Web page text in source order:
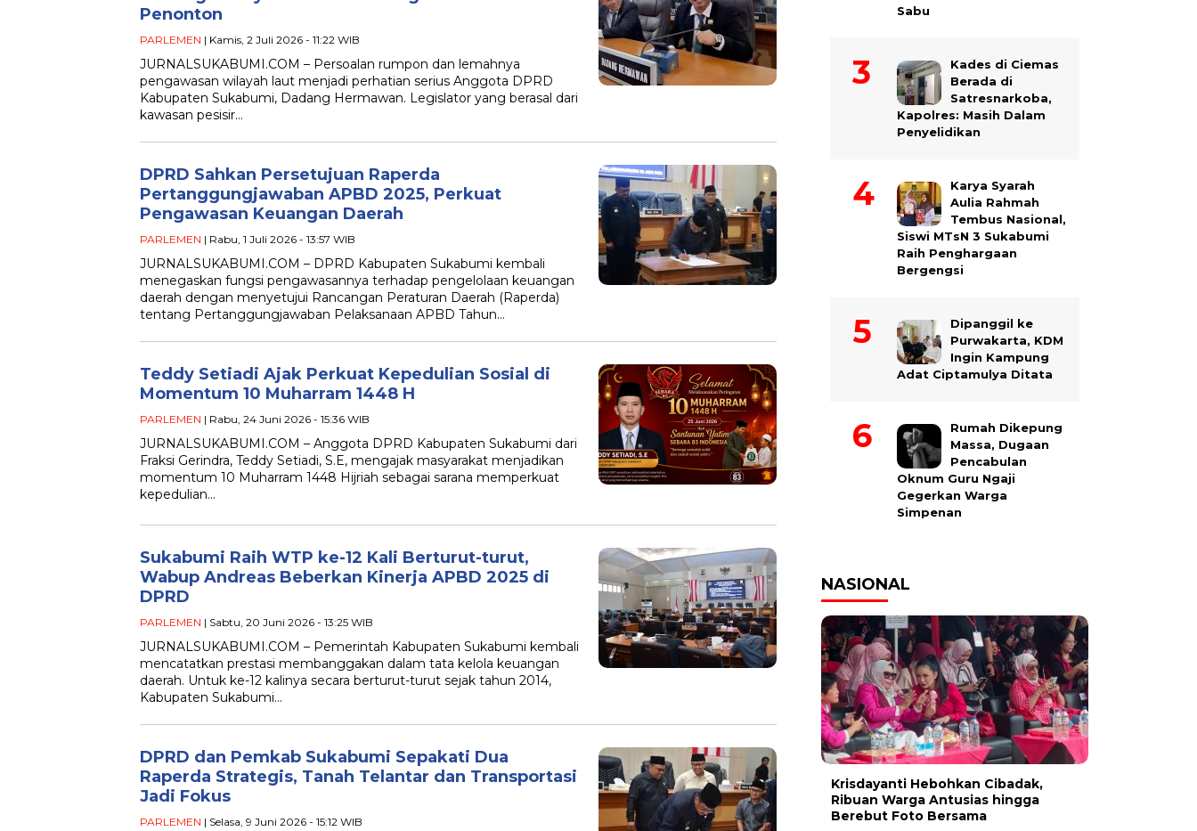
Penonton
PARLEMEN | Kamis, 2 Juli 2026 - 11:22 WIB
JURNALSUKABUMI.COM – Persoalan rumpon dan lemahnya
pengawasan wilayah laut menjadi perhatian serius Anggota DPRD
Kabupaten Sukabumi, Dadang Hermawan. Legislator yang berasal dari
kawasan pesisir…
DPRD Sahkan Persetujuan Raperda
Pertanggungjawaban APBD 2025, Perkuat
Pengawasan Keuangan Daerah
PARLEMEN | Rabu, 1 Juli 2026 - 13:57 WIB
JURNALSUKABUMI.COM – DPRD Kabupaten Sukabumi kembali
menegaskan fungsi pengawasannya terhadap pengelolaan keuangan
daerah dengan menyetujui Rancangan Peraturan Daerah (Raperda)
tentang Pertanggungjawaban Pelaksanaan APBD Tahun…
Teddy Setiadi Ajak Perkuat Kepedulian Sosial di
Momentum 10 Muharram 1448 H
PARLEMEN | Rabu, 24 Juni 2026 - 15:36 WIB
JURNALSUKABUMI.COM – Anggota DPRD Kabupaten Sukabumi dari
Fraksi Gerindra, Teddy Setiadi, S.E, mengajak masyarakat menjadikan
momentum 10 Muharram 1448 Hijriah sebagai sarana memperkuat
kepedulian…
Sukabumi Raih WTP ke-12 Kali Berturut-turut,
Wabup Andreas Beberkan Kinerja APBD 2025 di
DPRD
PARLEMEN | Sabtu, 20 Juni 2026 - 13:25 WIB
JURNALSUKABUMI.COM – Pemerintah Kabupaten Sukabumi kembali
mencatatkan prestasi membanggakan dalam tata kelola keuangan
daerah. Untuk ke-12 kalinya secara berturut-turut sejak tahun 2014,
Kabupaten Sukabumi…
DPRD dan Pemkab Sukabumi Sepakati Dua
Raperda Strategis, Tanah Telantar dan Transportasi
Jadi Fokus
PARLEMEN | Selasa, 9 Juni 2026 - 15:12 WIB
Sabu
Kades di Ciemas
Berada di
Satresnarkoba,
Kapolres: Masih Dalam
Penyelidikan
Karya Syarah
Aulia Rahmah
Tembus Nasional,
Siswi MTsN 3 Sukabumi
Raih Penghargaan
Bergengsi
Dipanggil ke
Purwakarta, KDM
Ingin Kampung
Adat Ciptamulya Ditata
Rumah Dikepung
Massa, Dugaan
Pencabulan
Oknum Guru Ngaji
Gegerkan Warga
Simpenan
NASIONAL
Krisdayanti Hebohkan Cibadak,
Ribuan Warga Antusias hingga
Berebut Foto Bersama